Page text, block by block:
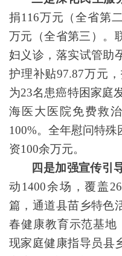
捐116万元（全省第
万元（全省第三）。
妇义诊，落实试管助
护理补贴97.87万元
为23名患癌特困家庭
海医大医院免费救
100%。全年慰问特
资100余万元。
四是加强宣传引
动1400余场，覆盖
篇，通道县苗乡特色
春健康教育示范基地
现家庭健康指导员县